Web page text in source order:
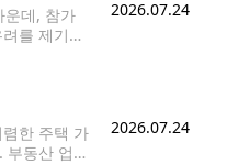
데, 참가
를 제기했
2026.07.24
한 주택 가
동산 업계
2026.07.24